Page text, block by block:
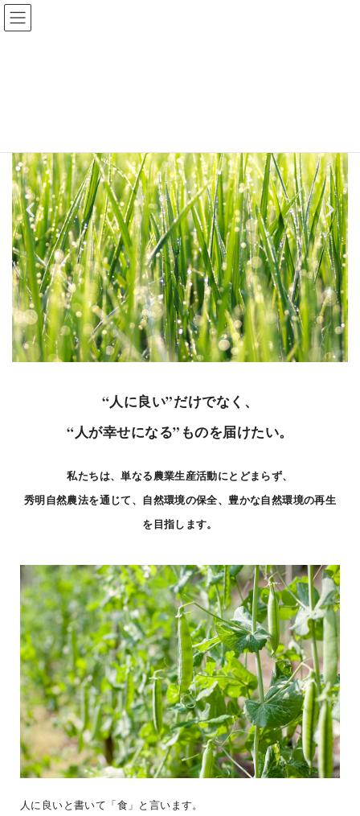
“人に良い”だけでなく、
“人が幸せになる”ものを届けたい。
私たちは、単なる農業生産活動にとどまらず、
秀明自然農法を通じて、自然環境の保全、豊かな自然環境の再生
を目指します。
人に良いと書いて「食」と言います。